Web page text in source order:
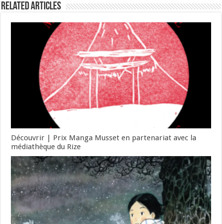
Related Articles
Découvrir | Prix Manga Musset en partenariat avec la
médiathèque du Rize